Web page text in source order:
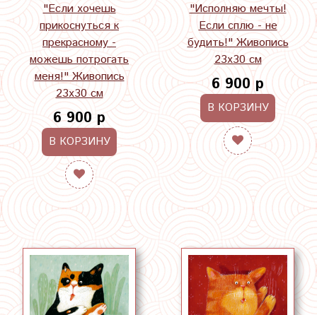
"Если хочешь
прикоснуться к
прекрасному -
можешь потрогать
меня!" Живопись
23х30 см
6 900 р
В КОРЗИНУ
"Исполняю мечты!
Если сплю - не
будить!" Живопись
23х30 см
6 900 р
В КОРЗИНУ